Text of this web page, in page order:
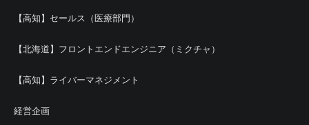
【高知】セールス（医療部門）
【北海道】フロントエンドエンジニア（ミクチャ）
【高知】ライバーマネジメント
経営企画